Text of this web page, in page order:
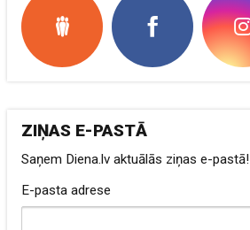
ZIŅAS E-PASTĀ
Saņem Diena.lv aktuālās ziņas e-pastā!
E-pasta adrese